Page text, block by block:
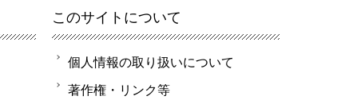
このサイトについて
個人情報の取り扱いについて
著作権・リンク等